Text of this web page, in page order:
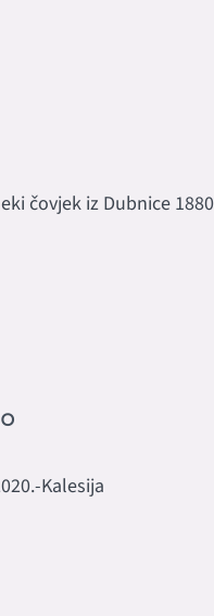
čovjek iz Dubnice
Kalesija